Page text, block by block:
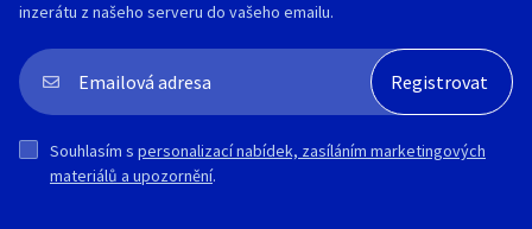
inzerátu z našeho serveru do vašeho emailu.
Souhlasím s personalizací nabídek, zasíláním marketingových
materiálů a upozornění.